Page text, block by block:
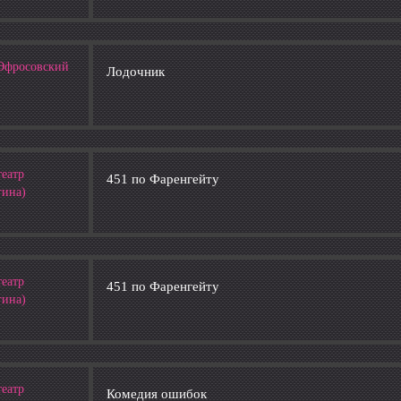
Лодочник
451 по Фаренгейту
451 по Фаренгейту
Комедия ошибок